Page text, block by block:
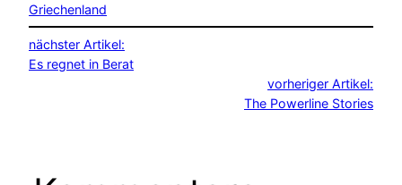
Griechenland
nächster Artikel:
Es regnet in Berat
vorheriger Artikel:
The Powerline Stories